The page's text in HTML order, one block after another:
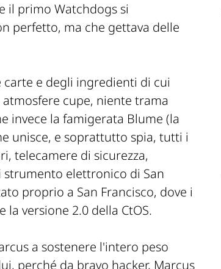
il primo Watchdogs si
perfetto, ma che gettava delle
carte e degli ingredienti di cui
cupe, niente trama
invece la famigerata Blume (la
unisce, e soprattutto spia, tutti i
telecamere di sicurezza,
strumento elettronico di San
proprio a San Francisco, dove i
versione 2.0 della CtOS.
a sostenere l'intero peso
perché da bravo hacker, Marcus